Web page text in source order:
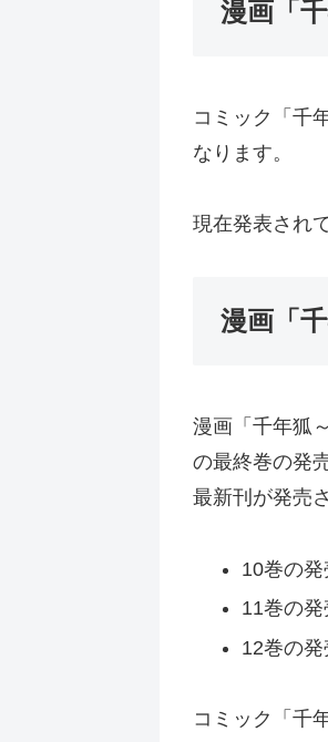
漫画「
コミック「千
なります。
現在発表され
漫画「
漫画「千年狐
の最終巻の発
最新刊が発売
10巻の
11巻の
12巻の
コミック「千